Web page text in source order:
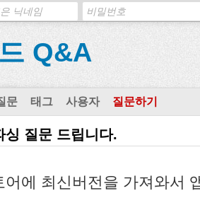
Q&A
문 태그 사용자 질문하기
질문 드립니다.
어에 최신버전을 가져와서